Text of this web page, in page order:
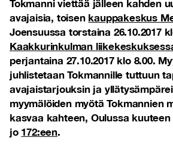
Tokmanni viettää jälleen kahden
avajaisia, toisen kauppakeskus
Joensuussa torstaina 26.10.2017
Kaakkurinkulman
perjantaina 27.10.2017 klo 8.00.
juhlistetaan Tokmannille tuttuun
avajaistarjouksin ja
myymälöiden myötä Tokmannien
kasvaa kahteen, Oulussa
jo 172:een.